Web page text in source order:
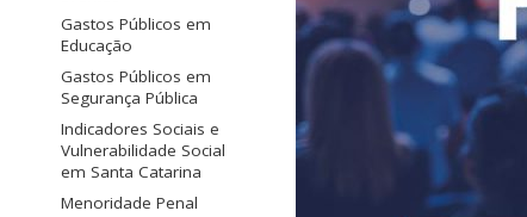
Gastos Públicos em
Educação
Gastos Públicos em
Segurança Pública
Indicadores Sociais e
Vulnerabilidade Social
em Santa Catarina
Menoridade Penal